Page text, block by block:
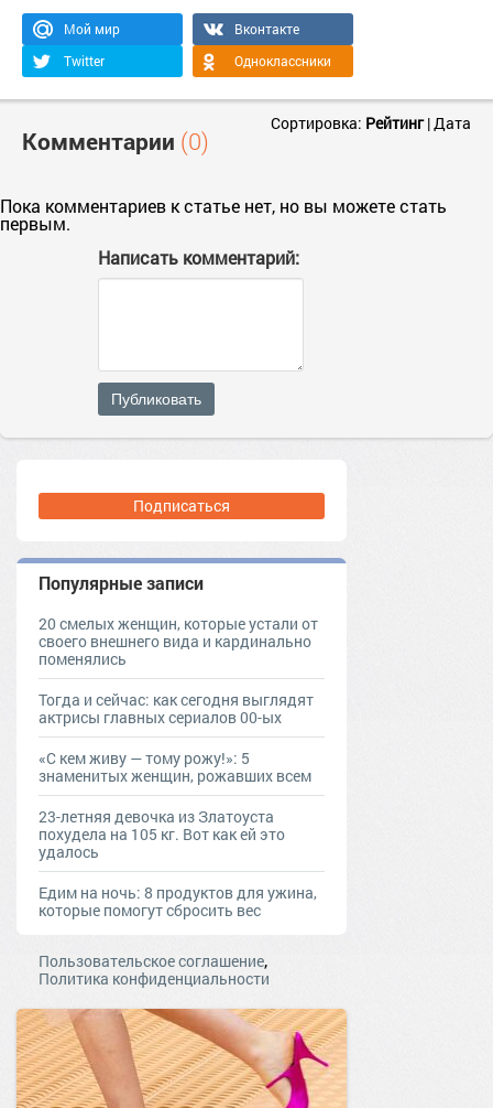
Мой мир
Вконтакте
Twitter
Одноклассники
Комментарии (0)
Сортировка: Рейтинг|Дата
Пока комментариев к статье нет, но вы можете стать
первым.
Написать комментарий:
Публиковать
Подписаться
Популярные записи
20 смелых женщин, которые устали от
своего внешнего вида и кардинально
поменялись
Тогда и сейчас: как сегодня выглядят
актрисы главных сериалов 00-ых
«С кем живу — тому рожу!»: 5
знаменитых женщин, рожавших всем
23-летняя девочка из Златоуста
похудела на 105 кг. Вот как ей это
удалось
Едим на ночь: 8 продуктов для ужина,
которые помогут сбросить вес
Пользовательское соглашение,
Политика конфиденциальности